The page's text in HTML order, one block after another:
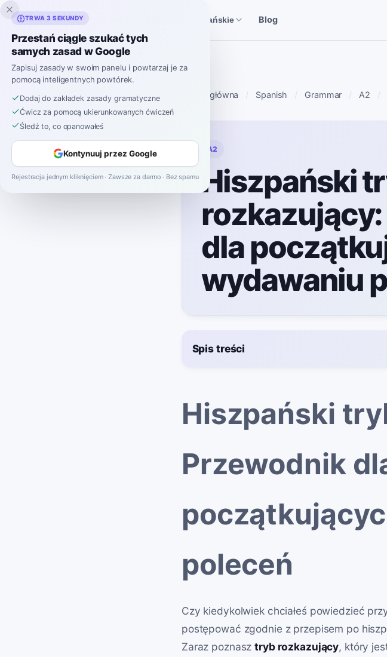
Inklingo Narzędzia hiszpańskie Blog
Strona główna Spanish Grammar A2
A2
Hiszpański
dla
wydawaniu
Spis treści
Hiszpański
Przewodnik
poleceń
Czy kiedykolwiek chciałeś powiedzieć
postępować zgodnie z przepisem po
Zaraz poznasztryb rozkazujący, który
TRWA 3 SEKUNDY
Przestań ciągle szukać tych
samych zasad w Google
Zapisuj zasady w swoim panelu i powtarzaj je za
pomocą inteligentnych powtórek.
Dodaj do zakładek zasady gramatyczne
Ćwicz za pomocą ukierunkowanych ćwiczeń
Śledź to, co opanowałeś
Kontynuuj przez Google
Rejestracja jednym kliknięciem · Zawsze za darmo · Bez spamu